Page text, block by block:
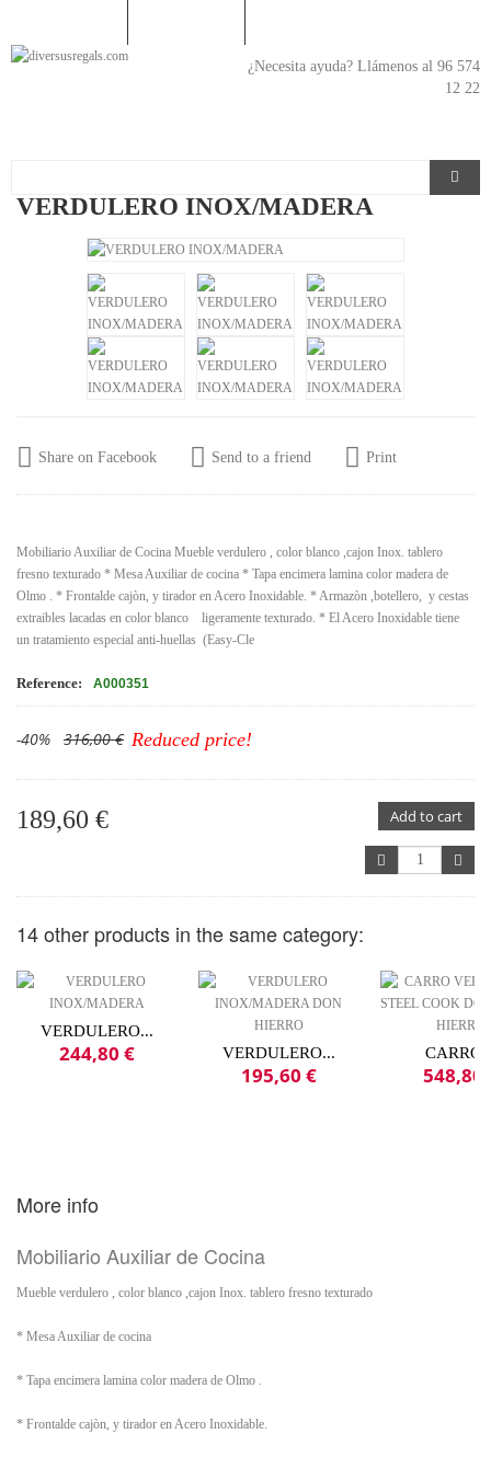
¿Necesita ayuda? Llámenos al 96 574
12 22
VERDULERO INOX/MADERA
Share on Facebook Send to a friend Print
Mobiliario Auxiliar de Cocina Mueble verdulero , color blanco ,cajon Inox. tablero
fresno texturado * Mesa Auxiliar de cocina * Tapa encimera lamina color madera de
Olmo . * Frontalde cajòn, y tirador en Acero Inoxidable. * Armazòn ,botellero, y cestas
extraibles lacadas en color blanco ligeramente texturado. * El Acero Inoxidable tiene
un tratamiento especial anti-huellas (Easy-Cle
Reference: A000351
-40% 316,00 € Reduced price!
189,60 € Add to cart
14 other products in the same category:
VERDULERO...
244,80 € VERDULERO...
195,60 € 548,80
More info
Mobiliario Auxiliar de Cocina
Mueble verdulero , color blanco ,cajon Inox. tablero fresno texturado
* Mesa Auxiliar de cocina
* Tapa encimera lamina color madera de Olmo .
* Frontalde cajòn, y tirador en Acero Inoxidable.